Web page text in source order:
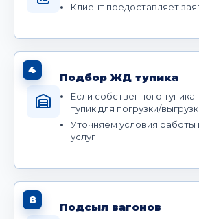
Клиент предоставляет
4
Подбор ЖД тупика
Если собственного
тупик для погрузки/
Уточняем условия работы
услуг
8
Подсыл вагонов